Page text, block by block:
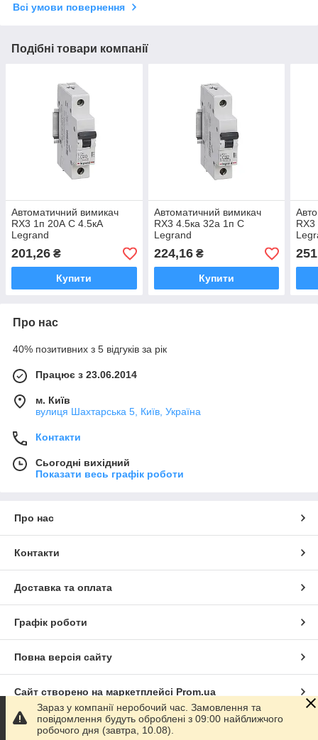
Всі умови повернення
Подібні товари компанії
Автоматичний вимикач
RX3 1п 20А С 4.5кА
Legrand
201,26 ₴
Купити
Автоматичний вимикач
RX3 4.5ка 32а 1п C
Legrand
224,16₴
Купити
RX3
Про нас
40% позитивних з 5 відгуків за рік
Працює з 23.06.2014
м. Київ
вулиця Шахтарська 5, Київ, Україна
Контакти
Сьогодні вихідний
Показати весь графік роботи
Про нас
Контакти
Доставка та оплата
Графік роботи
Повна версія сайту
Сайт створено на маркетплейсі Prom.ua
Політика конфіденційності
Зараз у компанії неробочий час. Замовлення та
повідомлення будуть оброблені з 09:00 найближчого
робочого дня (завтра, 10.08).